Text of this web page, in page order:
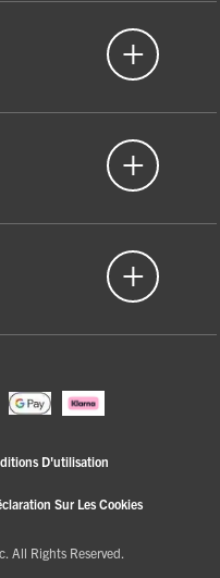
D'utilisation
Sur Les Cookies
All Rights Reserved.